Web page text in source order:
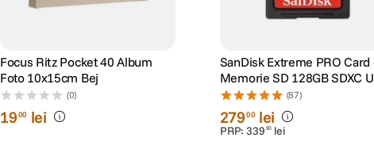
Focus Ritz Pocket 40 Album
Foto 10x15cm Bej
(0)
1900 lei
SanDisk Extreme PRO Card
Memorie SD 128GB SDXC
I Class 10 U3 V30 + 2 Ani
RescuePRO Deluxe
(87)
27900 lei
PRP:339 90 lei